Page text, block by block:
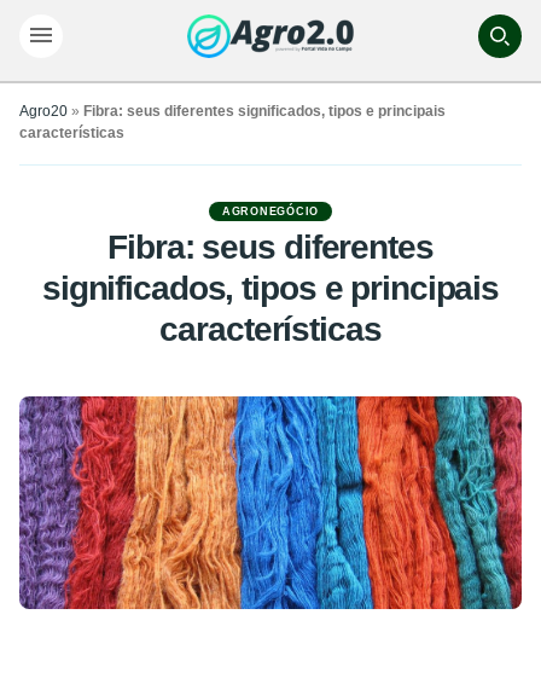
Agro20 » Fibra: seus diferentes significados, tipos e principais
características
AGRONEGÓCIO
Fibra: seus diferentes
significados, tipos e principais
características